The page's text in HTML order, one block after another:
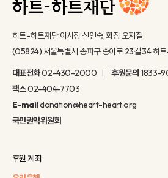
하트-하트재단 이사장 신인숙, 회장 오지철
(05824) 서울특별시 송파구 송이로 23길 34 하
대표전화02-430-2000 후원문의1833-
팩스02-404-7703
E-maildonation@heart-heart.org
국민권익위원회
후원 계좌